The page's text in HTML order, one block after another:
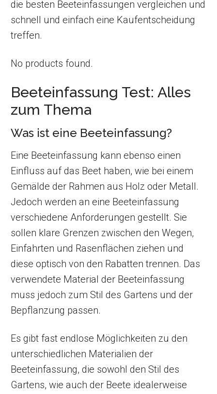
die besten Beeteinfassungen vergleichen und
schnell und einfach eine Kaufentscheidung
treffen.
No products found.
Beeteinfassung Test: Alles
zum Thema
Was ist eine Beeteinfassung?
Eine Beeteinfassung kann ebenso einen
Einfluss auf das Beet haben, wie bei einem
Gemälde der Rahmen aus Holz oder Metall.
Jedoch werden an eine Beeteinfassung
verschiedene Anforderungen gestellt. Sie
sollen klare Grenzen zwischen den Wegen,
Einfahrten und Rasenflächen ziehen und
diese optisch von den Rabatten trennen. Das
verwendete Material der Beeteinfassung
muss jedoch zum Stil des Gartens und der
Bepflanzung passen.
Es gibt fast endlose Möglichkeiten zu den
unterschiedlichen Materialien der
Beeteinfassung, die sowohl den Stil des
Gartens, wie auch der Beete idealerweise